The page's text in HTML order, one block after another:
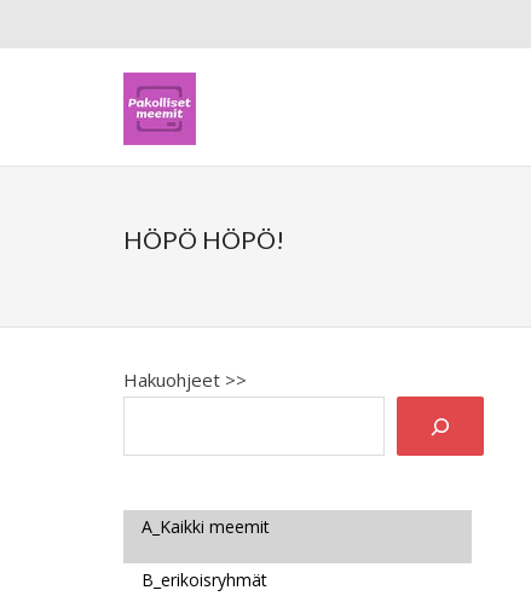
HÖPÖ HÖPÖ!
Hakuohjeet >>
A_Kaikki meemit
B_erikoisryhmät